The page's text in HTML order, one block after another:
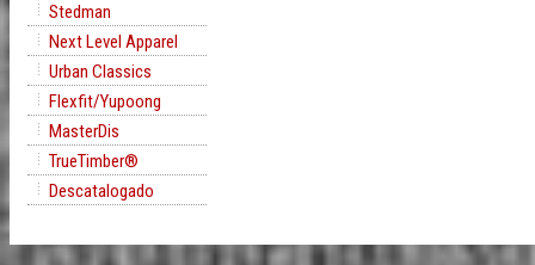
Stedman
Next Level Apparel
Urban Classics
Flexfit/Yupoong
MasterDis
TrueTimber®
Descatalogado